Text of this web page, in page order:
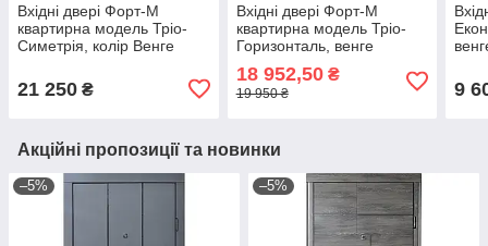
Вхідні двері Форт-М
квартирна модель Тріо-
Симетрія, колір Венге
860*2050
21 250 ₴
Вхідні двері Форт-М
квартирна модель Тріо-
Горизонталь, венге
мат 860*2050
18 952,50₴
19 950 ₴ 9
Акційні пропозиції та новинки
–5% –5%